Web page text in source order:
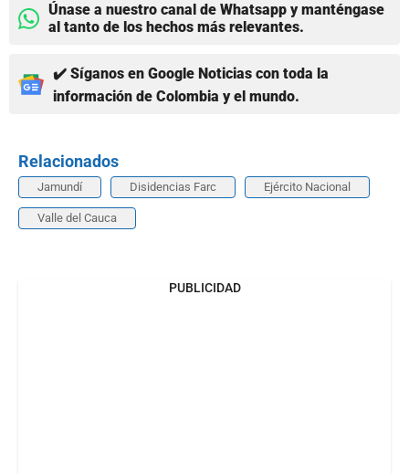
Únase a nuestro canal de Whatsapp y manténgase
al tanto de los hechos más relevantes.
✔️ Síganos en Google Noticias con toda la
información de Colombia y el mundo.
Relacionados
Jamundí Disidencias Farc Ejército Nacional
Valle del Cauca
PUBLICIDAD